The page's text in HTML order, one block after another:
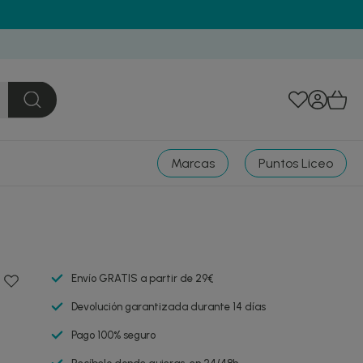
Marcas Puntos Liceo
Envío GRATIS a partir de 29€
Devolución garantizada durante 14 días
Pago 100% seguro